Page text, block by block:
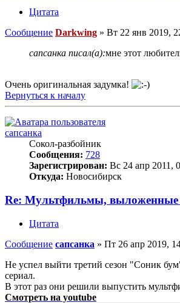
Цитата
Сообщение Darkwing » Вт 22 янв 2019,
сапсанка писал(а):мне этот
Очень оригинальная задумка!
Вернуться к началу
сапсанка
Сокол-разбойник
Сообщения: 728
Зарегистрирован: Вс 24 апр 2011,
Откуда: Новосибирск
Re: Мультфильмы, выложенные
Цитата
Сообщение сапсанка » Пт 26 апр 2019,
Не успел выйти третий сезон "Соник
сериал.
В этот раз они решили выпустить
Смотреть на youtube